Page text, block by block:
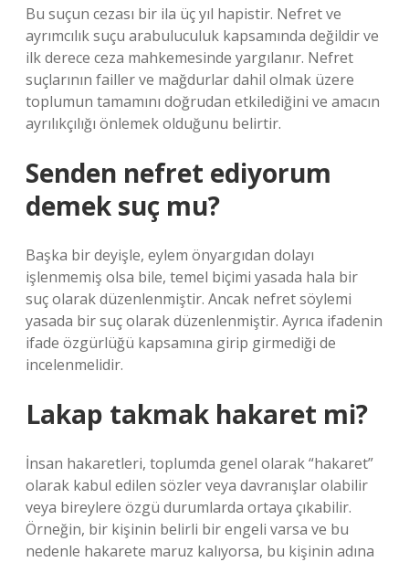
Bu suçun cezası bir ila üç yıl hapistir. Nefret ve
ayrımcılık suçu arabuluculuk kapsamında değildir ve
ilk derece ceza mahkemesinde yargılanır. Nefret
suçlarının failler ve mağdurlar dahil olmak üzere
toplumun tamamını doğrudan etkilediğini ve amacın
ayrılıkçılığı önlemek olduğunu belirtir.
Senden nefret ediyorum
demek suç mu?
Başka bir deyişle, eylem önyargıdan dolayı
işlenmemiş olsa bile, temel biçimi yasada hala bir
suç olarak düzenlenmiştir. Ancak nefret söylemi
yasada bir suç olarak düzenlenmiştir. Ayrıca ifadenin
ifade özgürlüğü kapsamına girip girmediği de
incelenmelidir.
Lakap takmak hakaret mi?
İnsan hakaretleri, toplumda genel olarak “hakaret”
olarak kabul edilen sözler veya davranışlar olabilir
veya bireylere özgü durumlarda ortaya çıkabilir.
Örneğin, bir kişinin belirli bir engeli varsa ve bu
nedenle hakarete maruz kalıyorsa, bu kişinin adına